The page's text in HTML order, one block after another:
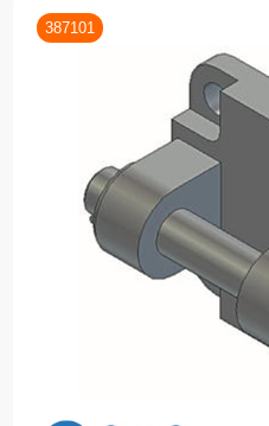
387101